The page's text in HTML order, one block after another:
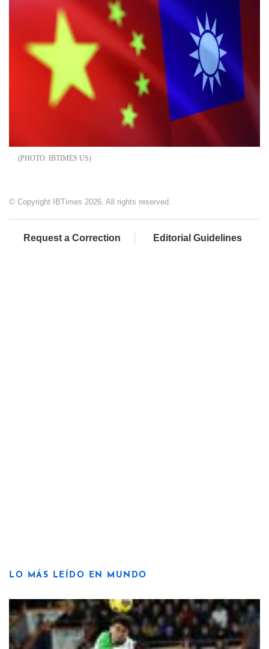
IBTIMES US
© Copyright IBTimes 2026. All rights reserved.
Request a Correction Editorial Guidelines
LO MÁS LEÍDO EN MUNDO